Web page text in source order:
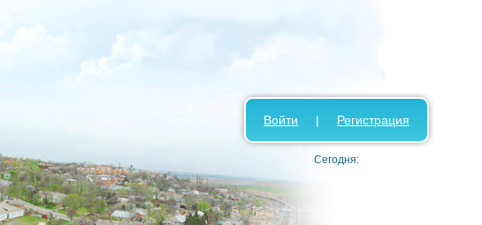
Войти | Регистрация
Сегодня: